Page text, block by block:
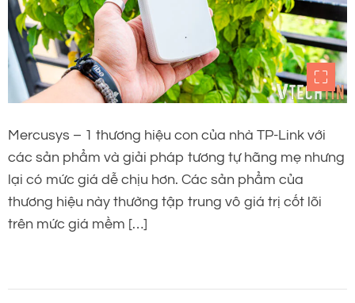
Mercusys – 1 thương hiệu con của nhà TP-Link với
các sản phẩm và giải pháp tương tự hãng mẹ nhưng
lại có mức giá dễ chịu hơn. Các sản phẩm của
thương hiệu này thường tập trung vô giá trị cốt lõi
trên mức giá mềm […]